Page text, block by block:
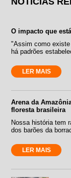
O impacto que
"Assim como
há padrões
LER MAIS
Arena da
floresta brasileira
Nossa história tem
dos barões da
LER MAIS